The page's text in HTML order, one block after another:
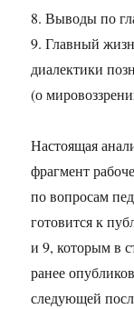
8. Выводы по
9. Главный
диалектики
(о
Настоящая
фрагмент
по вопросам
готовится к
и 9, которым в
ранее
следующей